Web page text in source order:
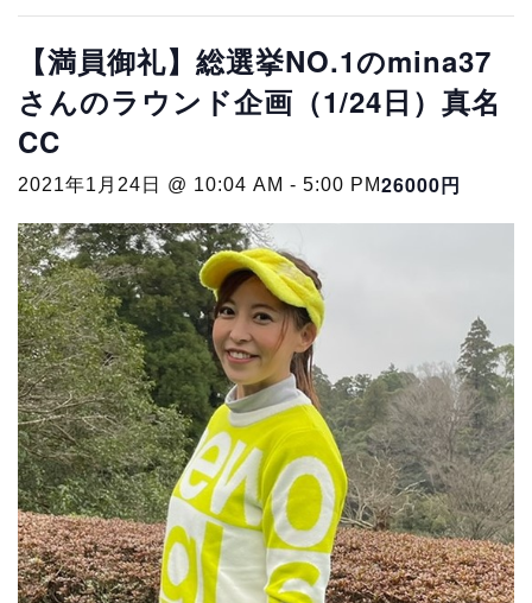
【満員御礼】総選挙NO.1のmina37
さんのラウンド企画（1/24日）真名
CC
2021年1月24日 @ 10:04 AM - 5:00 PM26000円